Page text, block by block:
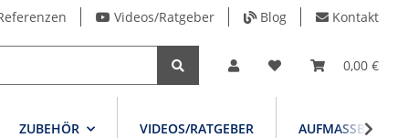
Videos/Ratgeber Blog Kontakt
0,00 €
ZUBEHÖR VIDEOS/RATGEBER AUFMASSBLATT